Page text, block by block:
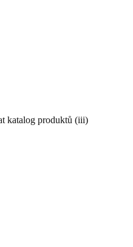
katalog produktů (iii)